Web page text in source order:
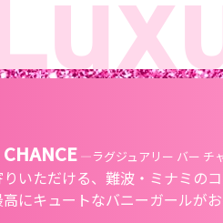
―ラグジュアリー バー チ
いただける、 難波・ミナミの
にキュートなバニーガールが